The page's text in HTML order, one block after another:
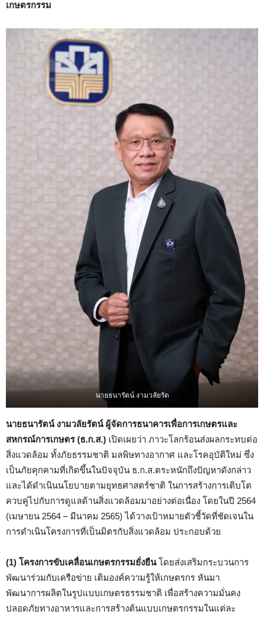
เกษตรกรรม
นายธนารัตน์ งามวลัยรัต
นายธนารัตน์ งามวลัยรัตน์ ผู้จัดการธนาคารเพื่อการเกษตรและ
สหกรณ์การเกษตร (ธ.ก.ส.) เปิดเผยว่า ภาวะโลกร้อนส่งผลกระทบต่อ
สิ่งแวดล้อม ทั้งภัยธรรมชาติ มลพิษทางอากาศ และโรคอุบัติใหม่ ซึ่ง
เป็นภัยคุกคามที่เกิดขึ้นในปัจจุบัน ธ.ก.ส.ตระหนักถึงปัญหาดังกล่าว
และได้ดำเนินนโยบายตามยุทธศาสตร์ชาติ ในการสร้างการเติบโต
ควบคู่ไปกับการดูแลด้านสิ่งแวดล้อมมาอย่างต่อเนื่อง โดยในปี 2564
(เมษายน 2564 – มีนาคม 2565) ได้วางเป้าหมายตัวชี้วัดที่ชัดเจนใน
การดำเนินโครงการที่เป็นมิตรกับสิ่งแวดล้อม ประกอบด้วย
(1) โครงการขับเคลื่อนเกษตรกรรมยั่งยืนโดยส่งเสริมกระบวนการ
พัฒนาร่วมกับเครือข่าย เติมองค์ความรู้ให้เกษตรกร หันมา
พัฒนาการผลิตในรูปแบบเกษตรธรรมชาติ เพื่อสร้างความมั่นคง
ปลอดภัยทางอาหารและการสร้างต้นแบบเกษตรกรรมในแต่ละ